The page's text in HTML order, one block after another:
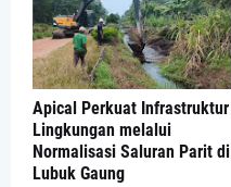
Apical Perkuat Infrastruktur
Lingkungan melalui
Normalisasi Saluran Parit di
Lubuk Gaung